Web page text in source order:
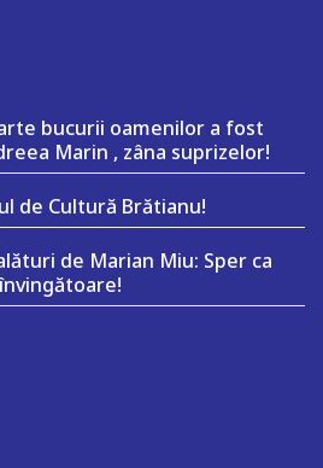
bucurii oamenilor a fost
Marin , zâna suprizelor!
de Cultură Brătianu!
de Marian Miu: Sper ca